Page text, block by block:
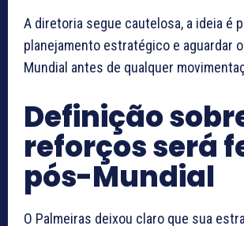
A diretoria segue cautelosa, a ideia é
planejamento estratégico e aguardar
Mundial antes de qualquer
Definição
reforços será
pós-Mundial
O Palmeiras deixou claro que sua